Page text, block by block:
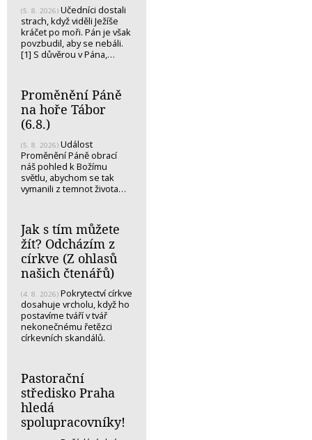
(5. 8. 2026) Učedníci dostali
strach, když viděli Ježíše
kráčet po moři. Pán je však
povzbudil, aby se nebáli.
[1] S důvěrou v Pána,…
Proměnění Páně
na hoře Tábor
(6.8.)
(5. 8. 2026) Událost
Proměnění Páně obrací
náš pohled k Božímu
světlu, abychom se tak
vymanili z temnot života…
Jak s tím můžete
žít? Odcházím z
církve (Z ohlasů
našich čtenářů)
(4. 8. 2026) Pokrytectví církve
dosahuje vrcholu, když ho
postavíme tváří v tvář
nekonečnému řetězci
církevních skandálů.
Pastorační
středisko Praha
hledá
spolupracovníky!